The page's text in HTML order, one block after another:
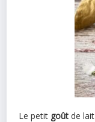
Le petit goût de